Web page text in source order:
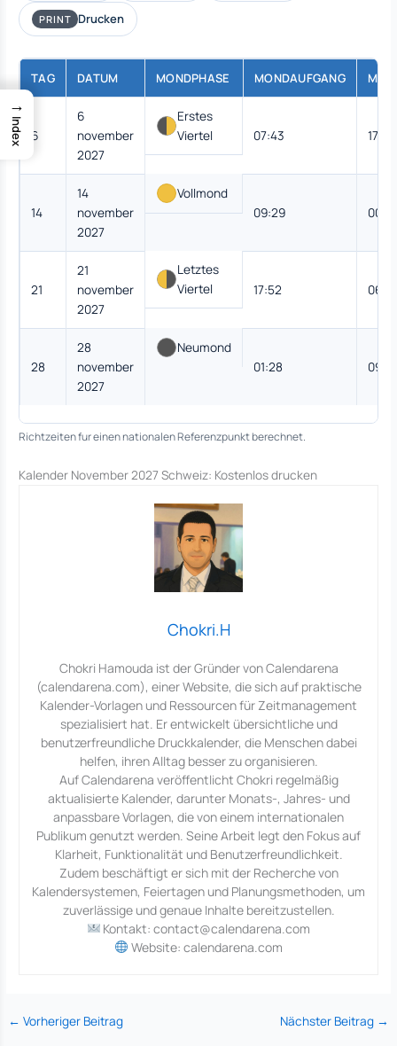
PRINT Drucken
TAG DATUM MONDPHASE MONDAUFGANG
6
6
november
2027
Erstes
Viertel
07:43 17:58
14
14
november
2027
Vollmond
09:29
21
21
november
2027
Letztes
Viertel
17:52
28
28
november
2027
Neumond
01:28
Richtzeiten fur einen nationalen Referenzpunkt berechnet.
Kalender November 2027 Schweiz: Kostenlos drucken
Chokri.H
Chokri Hamouda ist der Gründer von Calendarena
(calendarena.com), einer Website, die sich auf praktische
Kalender-Vorlagen und Ressourcen für Zeitmanagement
spezialisiert hat. Er entwickelt übersichtliche und
benutzerfreundliche Druckkalender, die Menschen dabei
helfen, ihren Alltag besser zu organisieren.
Auf Calendarena veröffentlicht Chokri regelmäßig
aktualisierte Kalender, darunter Monats-, Jahres- und
anpassbare Vorlagen, die von einem internationalen
Publikum genutzt werden. Seine Arbeit legt den Fokus auf
Klarheit, Funktionalität und Benutzerfreundlichkeit.
Zudem beschäftigt er sich mit der Recherche von
Kalendersystemen, Feiertagen und Planungsmethoden, um
zuverlässige und genaue Inhalte bereitzustellen.
Kontakt: contact@calendarena.com
Website: calendarena.com
← Vorheriger Beitrag Nächster Beitrag →
→
Index